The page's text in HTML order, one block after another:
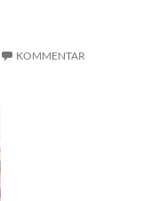
KOMMENTAR